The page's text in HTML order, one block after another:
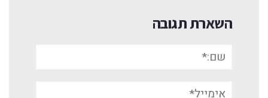
השארת תגובה
אימייל*